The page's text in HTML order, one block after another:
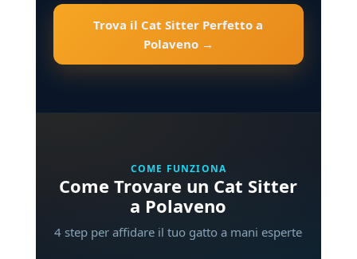
Trova il Cat Sitter Perfetto a
Polaveno →
COME FUNZIONA
Come Trovare un Cat Sitter
a Polaveno
4 step per affidare il tuo gatto a mani esperte